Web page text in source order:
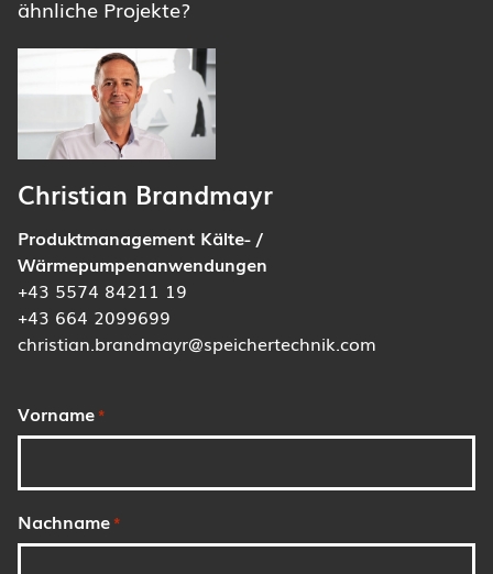
ähnliche Projekte?
Christian Brandmayr
Produktmanagement Kälte- /
Wärmepumpenanwendungen
+43 5574 84211 19
+43 664 2099699
christian.brandmayr@speichertechnik.com
Vorname *
Nachname *